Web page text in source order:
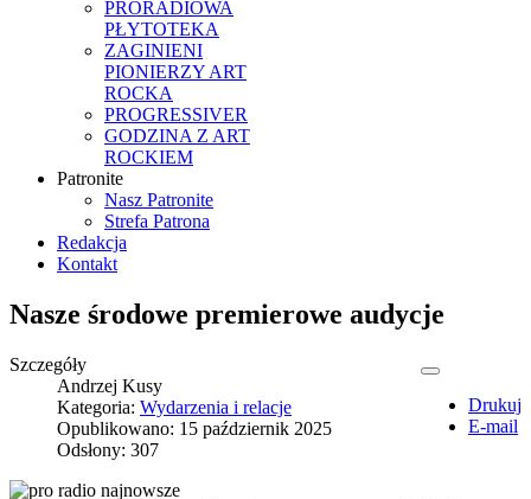
PRORADIOWA
PŁYTOTEKA
ZAGINIENI
PIONIERZY ART
ROCKA
PROGRESSIVER
GODZINA Z ART
ROCKIEM
Patronite
Nasz Patronite
Strefa Patrona
Redakcja
Kontakt
Nasze środowe premierowe audycje
Drukuj
E-mail
Szczegóły
Andrzej Kusy
Kategoria: Wydarzenia i relacje
Opublikowano: 15 październik 2025
Odsłony: 307